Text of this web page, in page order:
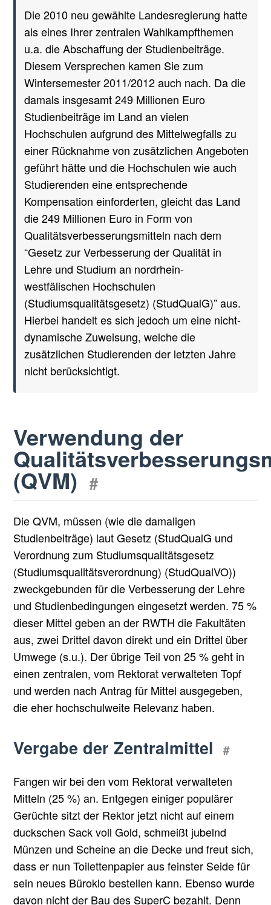
Die 2010 neu gewählte Landesregierung hatte
als eines Ihrer zentralen Wahlkampfthemen
u.a. die Abschaffung der Studienbeiträge.
Diesem Versprechen kamen Sie zum
Wintersemester 2011/2012 auch nach. Da die
damals insgesamt 249 Millionen Euro
Studienbeiträge im Land an vielen
Hochschulen aufgrund des Mittelwegfalls zu
einer Rücknahme von zusätzlichen Angeboten
geführt hätte und die Hochschulen wie auch
Studierenden eine entsprechende
Kompensation einforderten, gleicht das Land
die 249 Millionen Euro in Form von
Qualitätsverbesserungsmitteln nach dem
“Gesetz zur Verbesserung der Qualität in
Lehre und Studium an nordrhein-
westfälischen Hochschulen
(Studiumsqualitätsgesetz) (StudQualG)” aus.
Hierbei handelt es sich jedoch um eine nicht-
dynamische Zuweisung, welche die
zusätzlichen Studierenden der letzten Jahre
nicht berücksichtigt.
Verwendung der
(QVM) #
Die QVM, müssen (wie die damaligen
Studienbeiträge) laut Gesetz (StudQualG und
Verordnung zum Studiumsqualitätsgesetz
(Studiumsqualitätsverordnung) (StudQualVO))
zweckgebunden für die Verbesserung der Lehre
und Studienbedingungen eingesetzt werden. 75 %
dieser Mittel geben an der RWTH die Fakultäten
aus, zwei Drittel davon direkt und ein Drittel über
Umwege (s.u.). Der übrige Teil von 25 % geht in
einen zentralen, vom Rektorat verwalteten Topf
und werden nach Antrag für Mittel ausgegeben,
die eher hochschulweite Relevanz haben.
Vergabe der Zentralmittel #
Fangen wir bei den vom Rektorat verwalteten
Mitteln (25 %) an. Entgegen einiger populärer
Gerüchte sitzt der Rektor jetzt nicht auf einem
duckschen Sack voll Gold, schmeißt jubelnd
Münzen und Scheine an die Decke und freut sich,
dass er nun Toilettenpapier aus feinster Seide für
sein neues Büroklo bestellen kann. Ebenso wurde
davon nicht der Bau des SuperC bezahlt. Denn